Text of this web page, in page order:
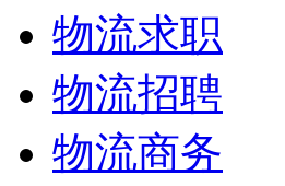
物流求职
物流招聘
物流商务